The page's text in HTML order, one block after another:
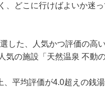
、どこに行けばよいか迷
した、人気かつ評価の高
の施設「天然温泉 不動の
平均評価が4.0超えの銭